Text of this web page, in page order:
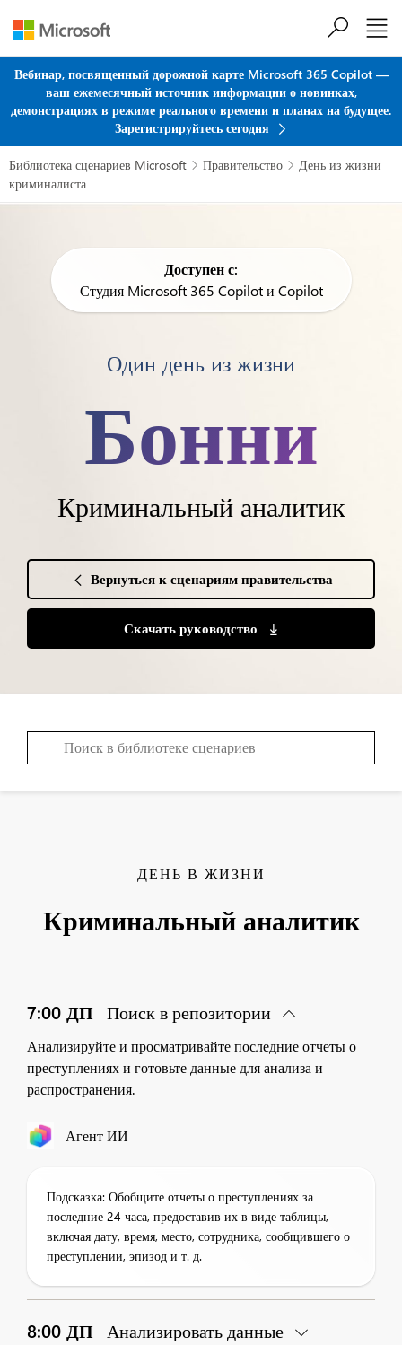
Перейти к основному содержанию
Вебинар, посвященный дорожной карте Microsoft 365 Copilot —
ваш ежемесячный источник информации о новинках,
демонстрациях в режиме реального времени и планах на будущее.
Зарегистрируйтесь сегодня
Библиотека сценариев Microsoft  Правительство  День из жизни
криминалиста
Доступен с:
Студия Microsoft 365 Copilot и Copilot
Один день из жизни
Бонни
Криминальный аналитик
Вернуться к сценариям правительства
Скачать руководство
ДЕНЬ В ЖИЗНИ
Криминальный аналитик
7:00 ДП Поиск в репозитории
Анализируйте и просматривайте последние отчеты о
преступлениях и готовьте данные для анализа и
распространения.
Агент ИИ
Подсказка: Обобщите отчеты о преступлениях за
последние 24 часа, предоставив их в виде таблицы,
включая дату, время, место, сотрудника, сообщившего о
преступлении, эпизод и т. д.
8:00 ДП Анализировать данные